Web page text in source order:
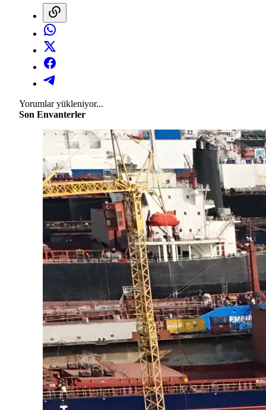
Yorumlar yükleniyor...
Son Envanterler